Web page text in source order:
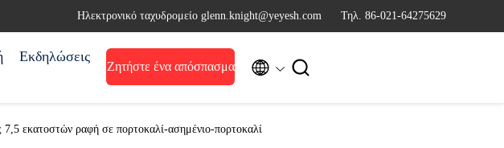
Ηλεκτρονικό ταχυδρομείο glenn.knight@yeyesh.com Τηλ. 86-021-64275629
Εκδηλώσεις
Ζητήστε ένα απόσπασμα  
εκατοστών ραφή σε πορτοκαλί-ασημένιο-πορτοκαλί